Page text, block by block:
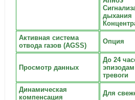
дыхания
Активная система
отвода газов (AGSS)
Опция
Просмотр данных
До 24
тревоги
Динамическая
компенсация
Для